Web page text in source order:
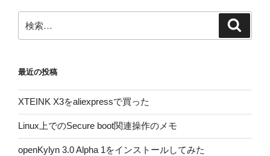
索:
最近の投稿
XTEINK X3をaliexpressで買った
Linux上でのSecure boot関連操作のメモ
openKylyn 3.0 Alpha 1をインストールしてみた